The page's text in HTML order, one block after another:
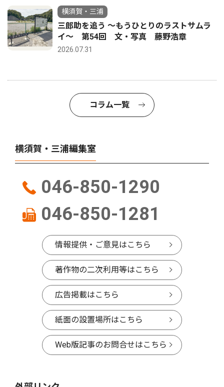
横須賀・三浦
三郎助を追う 〜もうひとりのラストサムラ
イ〜 第54回 文・写真 藤野浩章
2026.07.31
コラム一覧
横須賀・三浦編集室
046-850-1290
046-850-1281
情報提供・ご意見はこちら
著作物の二次利用等はこちら
広告掲載はこちら
紙面の設置場所はこちら
Web版記事のお問合せはこちら